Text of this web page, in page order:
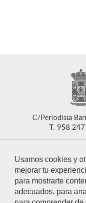
Usamos cookies y
mejorar tu
para mostrarte
adecuados, para
C/Periodista
T. 958